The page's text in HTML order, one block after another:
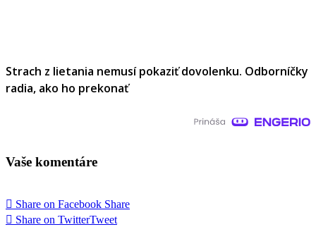
Strach z lietania nemusí pokaziť dovolenku. Odborníčky
radia, ako ho prekonať
Vaše komentáre
Share on Facebook Share
Share on TwitterTweet